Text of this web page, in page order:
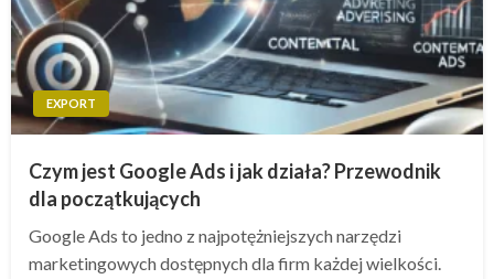
EXPORT
Czym jest Google Ads i jak działa? Przewodnik
dla początkujących
Google Ads to jedno z najpotężniejszych narzędzi
marketingowych dostępnych dla firm każdej wielkości.